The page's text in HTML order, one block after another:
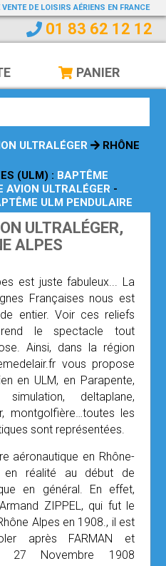
PAR RÉGION)
SANS MOTEUR)
DE LOISIRS AÉRIENS EN FRANCE
01 83 62 12 12
PANIER
ULTRALÉGER
RHÔNE
(ULM) : BAPTÊME
AVION ULTRALÉGER -
ULM PENDULAIRE
ULTRALÉGER,
ALPES
est juste fabuleux... La
Françaises nous est
entier. Voir ces reliefs
le spectacle tout
Ainsi, dans la région
vous propose
en ULM, en Parapente,
deltaplane,
montgolfière…toutes les
sont représentées.
aéronautique en Rhône-
en réalité au début de
en général. En effet,
ZIPPEL, qui fut le
Alpes en 1908., il est
après FARMAN et
le 27 Novembre 1908